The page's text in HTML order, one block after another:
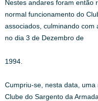
Nestes andares foram então
normal funcionamento do
associados, culminando com
no dia 3 de Dezembro de
1994.
Cumpriu-se, nesta data,
Clube do Sargento da